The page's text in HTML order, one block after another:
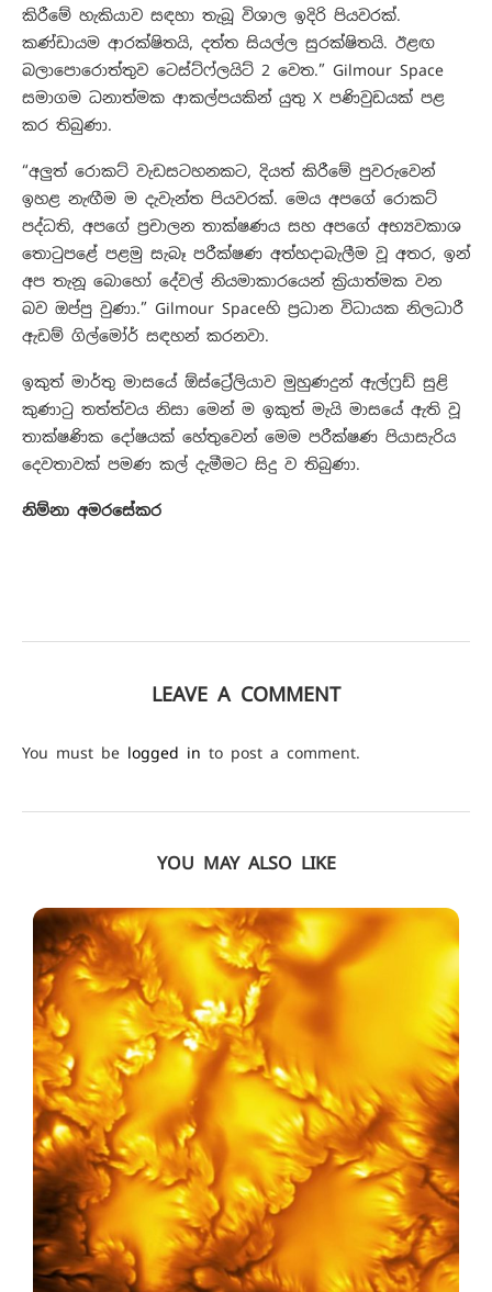
කිරීමේ හැකියාව සඳහා තැබූ විශාල ඉදිරි පියවරක්.
කණ්ඩායම ආරක්ෂිතයි, දත්ත සියල්ල සුරක්ෂිතයි. ඊළඟ
බලාපොරොත්තුව ටෙස්ට්ෆ්ලයිට් 2 වෙත.” Gilmour Space
සමාගම ධනාත්මක ආකල්පයකින් යුතු X පණිවුඩයක් පළ
කර තිබුණා.
“අලුත් රොකට් වැඩසටහනකට, දියත් කිරීමේ පුවරුවෙන්
ඉහළ නැඟීම ම දැවැන්ත පියවරක්. මෙය අපගේ රොකට්
පද්ධති, අපගේ ප්‍රචාලන තාක්ෂණය සහ අපගේ අභ්‍යවකාශ
තොටුපළේ පළමු සැබෑ පරීක්ෂණ අත්හදාබැලීම වූ අතර, ඉන්
අප තැනූ බොහෝ දේවල් නියමාකාරයෙන් ක්‍රියාත්මක වන
බව ඔප්පු වුණා.” Gilmour Spaceහි ප්‍රධාන විධායක නිලධාරී
ඇඩම් ගිල්මෝර් සඳහන් කරනවා.
ඉකුත් මාර්තු මාසයේ ඕස්ට්‍රේලියාව මුහුණදුන් ඇල්ෆ්‍රඩ් සුළි
කුණාටු තත්ත්වය නිසා මෙන් ම ඉකුත් මැයි මාසයේ ඇති වූ
තාක්ෂණික දෝෂයක් හේතුවෙන් මෙම පරීක්ෂණ පියාසැරිය
දෙවතාවක් පමණ කල් දැමීමට සිදු ව තිබුණා.
නිම්නා අමරසේකර
LEAVE A COMMENT
You must be logged in to post a comment.
YOU MAY ALSO LIKE